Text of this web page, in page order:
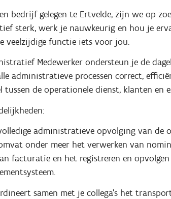
bedrijf gelegen te Ertvelde, zijn we op
sterk, werk je nauwkeurig en hou je
veelzijdige functie iets voor jou.
Medewerker ondersteun je de
administratieve processen correct,
tussen de operationele dienst, klanten en
administratieve opvolging van
onder meer het verwerken van
facturatie en het registreren en
samen met je collega's het